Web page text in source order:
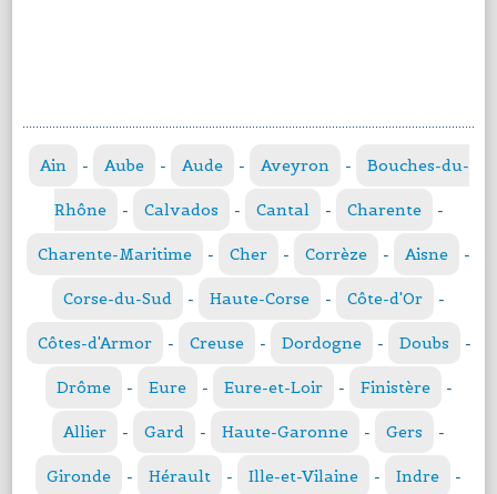
Ain - Aube - Aude - Aveyron - Bouches-du-
Rhône - Calvados - Cantal - Charente -
Charente-Maritime - Cher - Corrèze - Aisne -
Corse-du-Sud - Haute-Corse - Côte-d'Or -
Côtes-d'Armor - Creuse - Dordogne - Doubs -
Drôme - Eure - Eure-et-Loir - Finistère -
Allier - Gard - Haute-Garonne - Gers -
Gironde - Hérault - Ille-et-Vilaine - Indre -